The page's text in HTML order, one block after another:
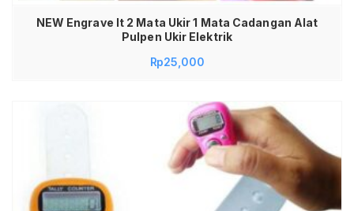
NEW Engrave It 2 Mata Ukir 1 Mata Cadangan Alat
Pulpen Ukir Elektrik
Rp25,000